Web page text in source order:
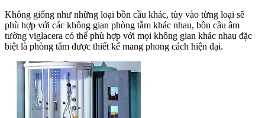
Không giống như những loại bồn cầu khác, tùy vào từng loại sẽ
phù hợp với các không gian phòng tắm khác nhau, bồn cầu âm
tường viglacera có thể phù hợp với mọi không gian khác nhau đặc
biệt là phòng tắm được thiết kế mang phong cách hiện đại.